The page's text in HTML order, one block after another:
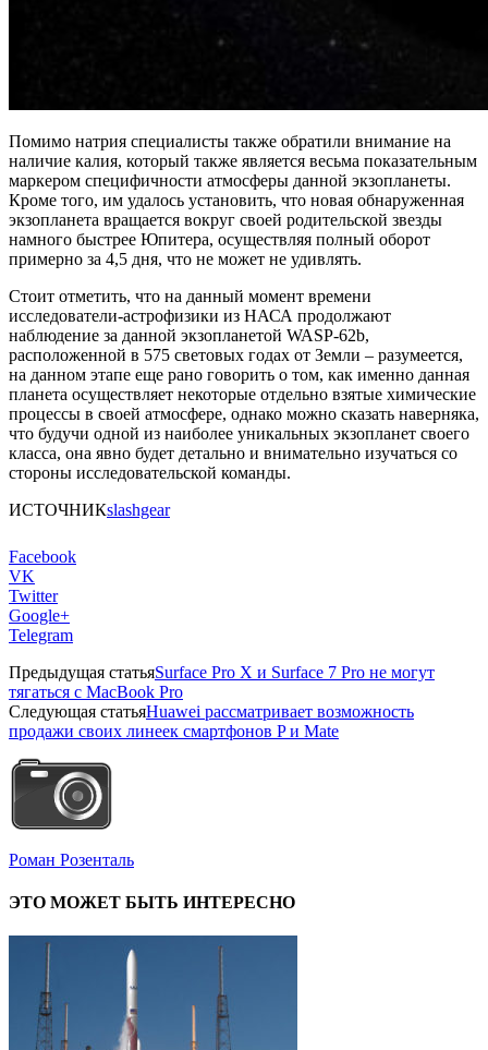
Помимо натрия специалисты также обратили внимание на
наличие калия, который также является весьма показательным
маркером специфичности атмосферы данной экзопланеты.
Кроме того, им удалось установить, что новая обнаруженная
экзопланета вращается вокруг своей родительской звезды
намного быстрее Юпитера, осуществляя полный оборот
примерно за 4,5 дня, что не может не удивлять.
Стоит отметить, что на данный момент времени
исследователи-астрофизики из НАСА продолжают
наблюдение за данной экзопланетой WASP-62b,
расположенной в 575 световых годах от Земли – разумеется,
на данном этапе еще рано говорить о том, как именно данная
планета осуществляет некоторые отдельно взятые химические
процессы в своей атмосфере, однако можно сказать наверняка,
что будучи одной из наиболее уникальных экзопланет своего
класса, она явно будет детально и внимательно изучаться со
стороны исследовательской команды.
ИСТОЧНИКslashgear
Facebook
VK
Twitter
Google+
Telegram
Предыдущая статьяSurface Pro X и Surface 7 Pro не могут
тягаться с MacBook Pro
Следующая статьяHuawei рассматривает возможность
продажи своих линеек смартфонов P и Mate
Роман Розенталь
ЭТО МОЖЕТ БЫТЬ ИНТЕРЕСНО